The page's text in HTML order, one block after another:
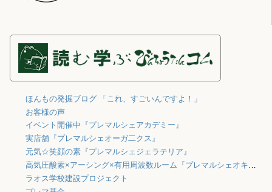
ほんもの発掘ブログ 「これ、すごいんですよ！」
お客様の声
イベント開催中『プレマルシェアカデミー』
実店舗『プレマルシェオーガ二クス』
元気☆笑顔の素『プレマルシェジェラテリア』
高気圧酸素×アーシング×有用周波数ルーム『プレマルシェオキシジェン』
ラオス学校建設プロジェクト